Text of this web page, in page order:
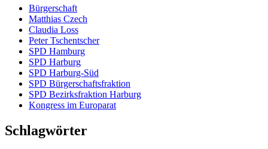
Bürgerschaft
Matthias Czech
Claudia Loss
Peter Tschentscher
SPD Hamburg
SPD Harburg
SPD Harburg-Süd
SPD Bürgerschaftsfraktion
SPD Bezirksfraktion Harburg
Kongress im Europarat
Schlagwörter